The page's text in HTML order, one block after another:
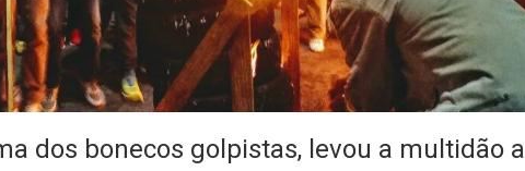
dos bonecos golpistas, levou a multidão a